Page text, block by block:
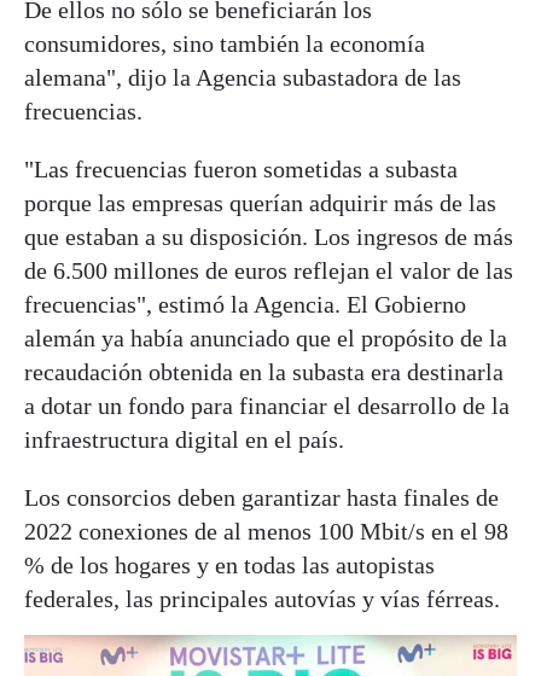
De ellos no sólo se beneficiarán los
consumidores, sino también la economía
alemana", dijo la Agencia subastadora de las
frecuencias.
"Las frecuencias fueron sometidas a subasta
porque las empresas querían adquirir más de las
que estaban a su disposición. Los ingresos de más
de 6.500 millones de euros reflejan el valor de las
frecuencias", estimó la Agencia. El Gobierno
alemán ya había anunciado que el propósito de la
recaudación obtenida en la subasta era destinarla
a dotar un fondo para financiar el desarrollo de la
infraestructura digital en el país.
Los consorcios deben garantizar hasta finales de
2022 conexiones de al menos 100 Mbit/s en el 98
% de los hogares y en todas las autopistas
federales, las principales autovías y vías férreas.